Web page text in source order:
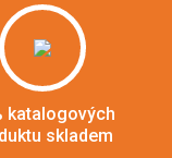
katalogových
skladem